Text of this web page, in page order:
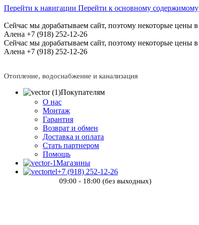
Перейти к навигации Перейти к основному содержимому
Сейчас мы дорабатываем сайт, поэтому некоторые цены в
Алена +7 (918) 252-12-26
Сейчас мы дорабатываем сайт, поэтому некоторые цены в
Алена +7 (918) 252-12-26
Отопление, водоснабжение и канализация
Покупателям
О нас
Монтаж
Гарантия
Возврат и обмен
Доставка и оплата
Стать партнером
Помощь
Магазины
+7 (918) 252-12-26
09:00 - 18:00 (без выходных)